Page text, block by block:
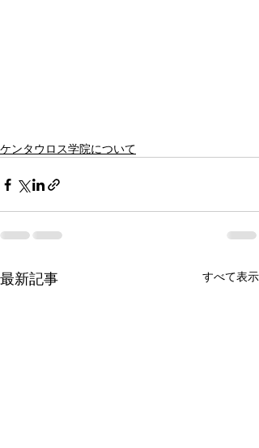
ケンタウロス学院について
最新記事 すべて表示